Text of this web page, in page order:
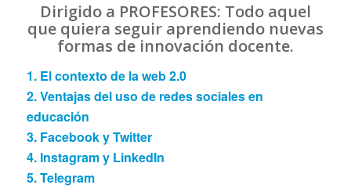
Dirigido a PROFESORES: Todo aquel
que quiera seguir aprendiendo nuevas
formas de innovación docente.
1. El contexto de la web 2.0
2. Ventajas del uso de redes sociales en
educación
3. Facebook y Twitter
4. Instagram y LinkedIn
5. Telegram